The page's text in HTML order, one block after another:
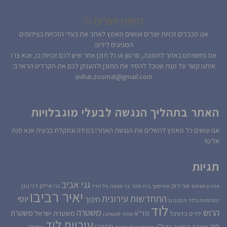
אנו מכבדים זכויות יוצרים ועושים מאמץ לאתר את בעלי הזכויות בצילומים
המגיעים לידינו.
אם נחשפתם באתר לתמונה, סרטון או כל תוכן אחר שיש לכם זכויות בו, אנא צרו
איתנו קשר על מנת שנוכל להסיר את התוכן ולהעניק לכם את הקרדיט הראוי ב:
avihai.zoomat@gmail.com
האתר בתהליך הנגשה לבעלי מוגבלויות
אנו עושים כל מאמץ להשלים את הנגשת האתר! במידה ונתקלת בבעיה אנא פנה
אלינו!
תגיות
אהרון אטיאס אור ירוק אחיסמך בית ספר בר מצווה גיל חדד גני אביב גני איילון דני גונן
המהומות בלוד הסכם גג התחדשות עירוניתחינוך יאיר רביבו יוסי
הרוש ילדים כדורגל לוד מד''א מחיר למשתכן משטרה משטרת ישראל משטרת